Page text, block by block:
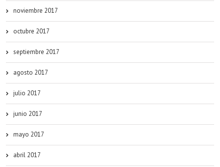
noviembre 2017
octubre 2017
septiembre 2017
agosto 2017
julio 2017
junio 2017
mayo 2017
abril 2017